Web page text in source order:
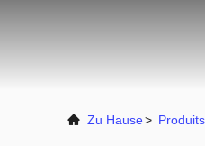
Zu Hause> Produits